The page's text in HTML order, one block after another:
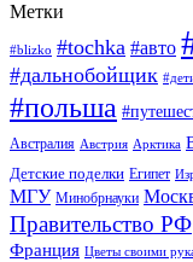
Метки
#blizko #tochka #авто
#дальнобойщик
#польша
Австралия Австрия Арктика
Детские поделки Египет
МГУ Минобрнауки
Правительство РФ
Франция Цветы своими